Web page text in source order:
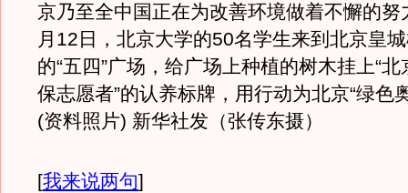
京乃至全中国正在为改善环境做着不懈的
月12日，北京大学的50名学生来到北京皇
的“五四”广场，给广场上种植的树木挂上“
保志愿者”的认养标牌，用行动为北京“绿色
(资料照片) 新华社发（张传东摄）
[我来说两句]